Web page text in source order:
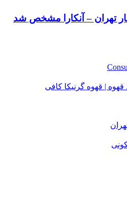
تهران – آنکارا مشخص شد
قهوه | قهوه گرنیکا کافی